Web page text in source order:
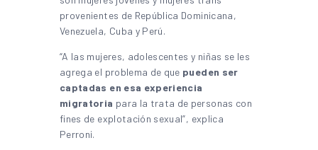
provenientes de República Dominicana,
Venezuela, Cuba y Perú.
“A las mujeres, adolescentes y niñas se les
agrega el problema de que pueden ser
captadas en esa experiencia
migratoria para la trata de personas con
fines de explotación sexual”, explica
Perroni.